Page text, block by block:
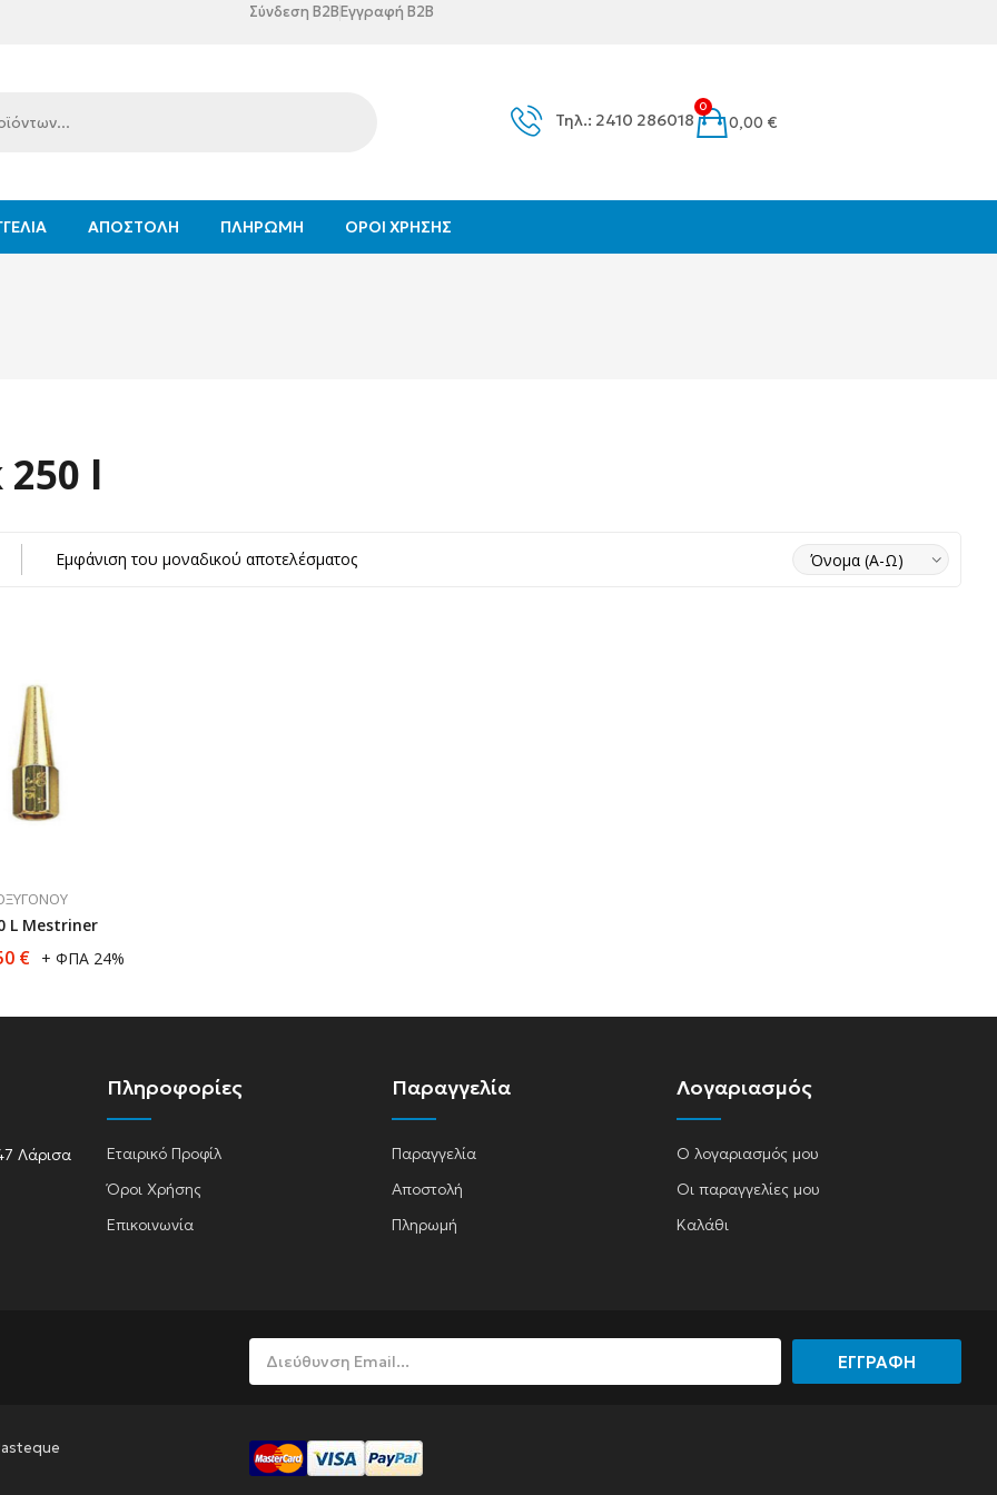
Σύνδεση B2BΕγγραφή B2B
Τηλ.: 2410 286018 0,00 €
0
ΑΠΟΣΤΟΛΉ ΠΛΗΡΩΜΉ ΌΡΟΙ ΧΡΉΣΗΣ
l
Εμφάνιση του μοναδικού αποτελέσματος
L Mestriner
€ + ΦΠΑ 24%
Αερίων
Λάρισα
Πληροφορίες
Εταιρικό Προφίλ
Όροι Χρήσης
Επικοινωνία
Παραγγελία
Παραγγελία
Αποστολή
Πληρωμή
Λογαριασμός
Ο λογαριασμός μου
Οι παραγγελίες μου
Καλάθι
ΕΓΓΡΑΦΗ